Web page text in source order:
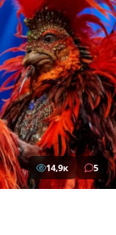
14,9к 5